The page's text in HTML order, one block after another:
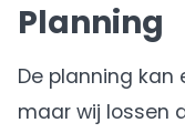
Planning
De planning kan
maar wij lossen